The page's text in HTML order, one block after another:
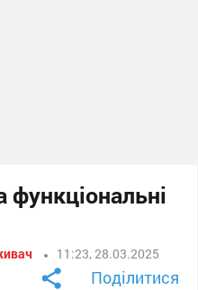
функціональні
11:23, 28.03.2025
Поділитися